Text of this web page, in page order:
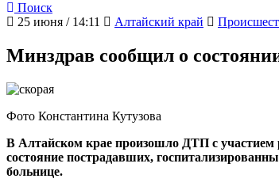
Поиск
25 июня / 14:11
Алтайский край
Минздрав сообщил о
Фото Константина Кутузова
В Алтайском крае произошло ДТП с участием
состояние пострадавших,
больнице.